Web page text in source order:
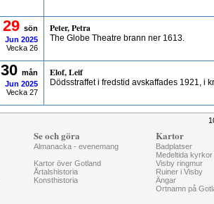
29 sön
Jun 2025
Vecka 26
Peter, Petra
The Globe Theatre brann ner 1613.
30 mån
Jun 2025
Vecka 27
Elof, Leif
Dödsstraffet i fredstid avskaffades 1921, i
Se och göra
Almanacka - evenemang
Kartor över Gotland
Årtalshistoria
Konsthistoria
Kartor
Badplatser
Medeltida kyrkor
Visby ringmur
Ruiner i Visby
Ängar
Ortnamn på